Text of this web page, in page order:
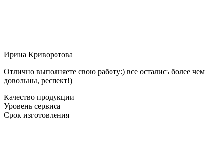
Ирина Криворотова
Отлично выполняете свою работу:) все остались более чем
довольны, респект!)
Качество продукции
Уровень сервиса
Срок изготовления